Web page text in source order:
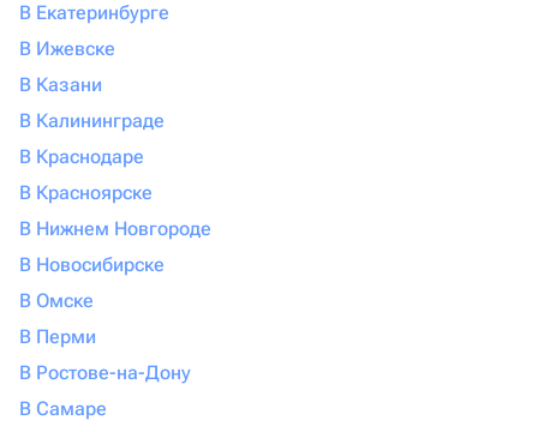
В Екатеринбурге
В Ижевске
В Казани
В Калининграде
В Краснодаре
В Красноярске
В Нижнем Новгороде
В Новосибирске
В Омске
В Перми
В Ростове-на-Дону
В Самаре